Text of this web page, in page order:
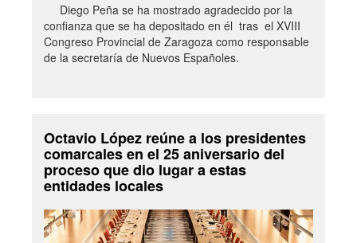
Diego Peña se ha mostrado agradecido por la
confianza que se ha depositado en él tras el XVIII
Congreso Provincial de Zaragoza como responsable
de la secretaría de Nuevos Españoles.
Octavio López reúne a los presidentes
comarcales en el 25 aniversario del
proceso que dio lugar a estas
entidades locales